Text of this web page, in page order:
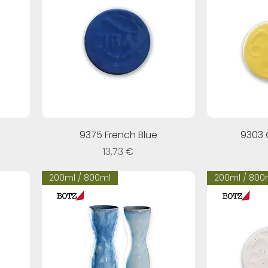
9375 French Blue
Prezzo
13,73 €
9303
200ml / 800ml 200ml /